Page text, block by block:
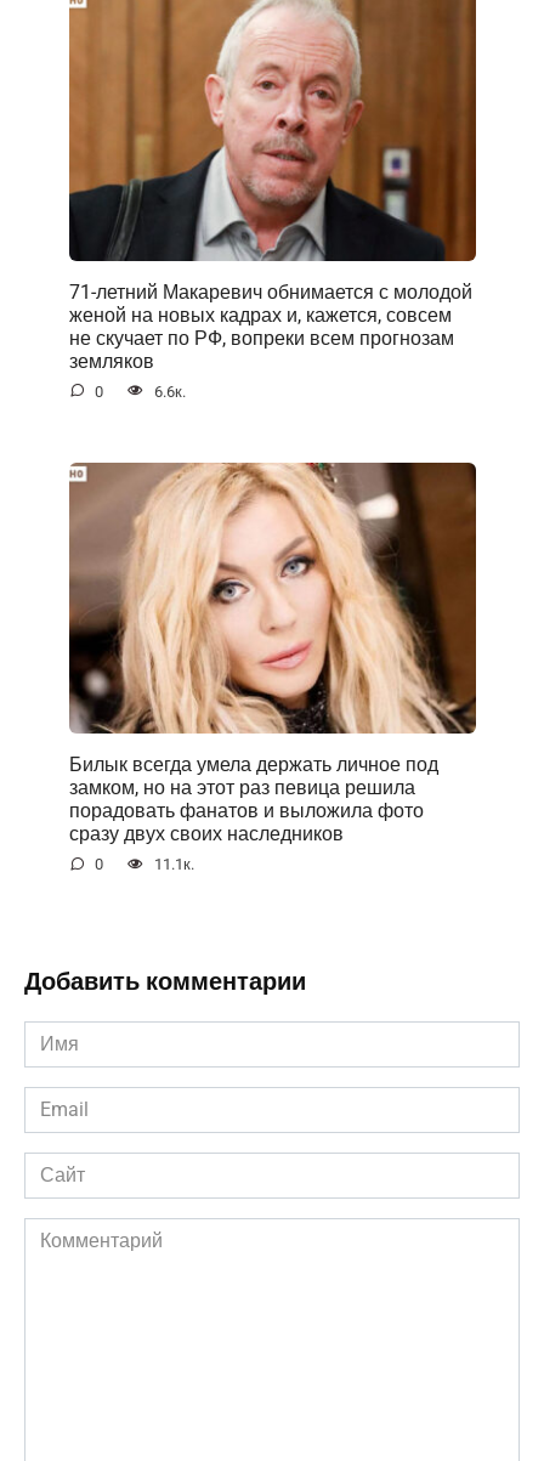
71-летний Макаревич обнимается с молодой
женой на новых кадрах и, кажется, совсем
не скучает по РФ, вопреки всем прогнозам
земляков
0 6.6к.
Билык всегда умела держать личное под
замком, но на этот раз певица решила
порадовать фанатов и выложила фото
сразу двух своих наследников
0 11.1к.
Добавить комментарии
Имя
*
Email
*
Сайт
Комментарий